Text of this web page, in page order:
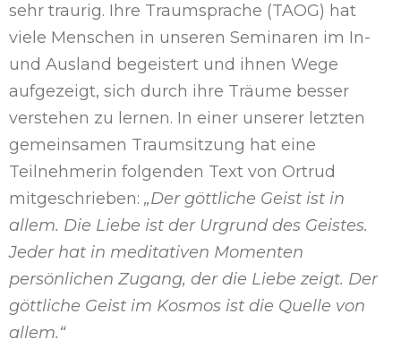
sehr traurig. Ihre Traumsprache (TAOG) hat
viele Menschen in unseren Seminaren im In-
und Ausland begeistert und ihnen Wege
aufgezeigt, sich durch ihre Träume besser
verstehen zu lernen. In einer unserer letzten
gemeinsamen Traumsitzung hat eine
Teilnehmerin folgenden Text von Ortrud
mitgeschrieben: „Der göttliche Geist ist in
allem. Die Liebe ist der Urgrund des Geistes.
Jeder hat in meditativen Momenten
persönlichen Zugang, der die Liebe zeigt. Der
göttliche Geist im Kosmos ist die Quelle von
allem.“